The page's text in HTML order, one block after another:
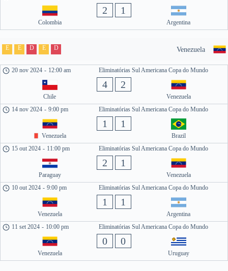
Colombia
2 1
Argentina
Venezuela
E E D E D
Eliminatórias Sul Americana Copa do Mundo
20 nov 2024 - 12:00 am
Chile
4 2
Venezuela
Eliminatórias Sul Americana Copa do Mundo
14 nov 2024 - 9:00 pm
Venezuela
1 1
Brazil
Eliminatórias Sul Americana Copa do Mundo
15 out 2024 - 11:00 pm
Paraguay
2 1
Venezuela
Eliminatórias Sul Americana Copa do Mundo
10 out 2024 - 9:00 pm
Venezuela
1 1
Argentina
Eliminatórias Sul Americana Copa do Mundo
11 set 2024 - 10:00 pm
Venezuela
0 0
Uruguay